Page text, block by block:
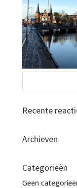
Recente
Archieven
Categorieën
Geen